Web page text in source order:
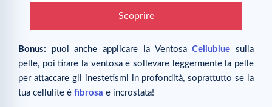
Scoprire
Bonus: puoi anche applicare la VentosaCellublue
sulla
pelle, poi tirare la ventosa e sollevare leggermente la pelle
per attaccare gli inestetismi in profondità, soprattutto se la
tua cellulite è fibrosa e incrostata!